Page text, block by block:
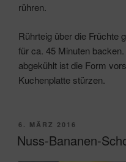
rühren.
Rührteig über die Früchte
für ca. 45 Minuten
abgekühlt ist die Form
Kuchenplatte stürzen.
VERÖFFENTLICHT
AM
6. MÄRZ 2016
Nuss-Bananen-